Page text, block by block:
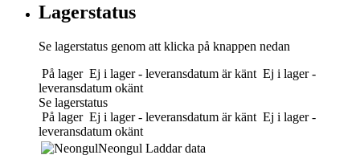
Lagerstatus
Se lagerstatus genom att klicka på knappen nedan
På lager Ej i lager - leveransdatum är känt Ej i lager -
leveransdatum okänt
Se lagerstatus
På lager Ej i lager - leveransdatum är känt Ej i lager -
leveransdatum okänt
Neongul Laddar data